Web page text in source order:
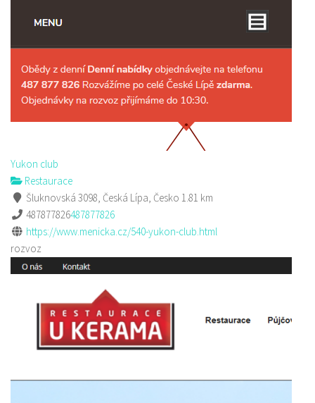
Yukon club
Restaurace
Šluknovská 3098, Česká Lípa, Česko 1.81 km
487877826487877826
https://www.menicka.cz/540-yukon-club.html
rozvoz